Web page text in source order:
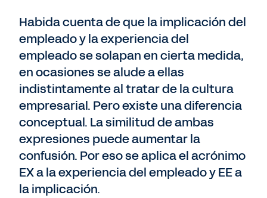
Habida cuenta de que la implicación del
empleado y la experiencia del
empleado se solapan en cierta medida,
en ocasiones se alude a ellas
indistintamente al tratar de la cultura
empresarial. Pero existe una diferencia
conceptual. La similitud de ambas
expresiones puede aumentar la
confusión. Por eso se aplica el acrónimo
EX a la experiencia del empleado y EE a
la implicación.